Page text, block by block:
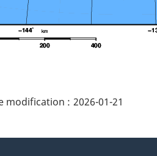
modification : 2026-01-21